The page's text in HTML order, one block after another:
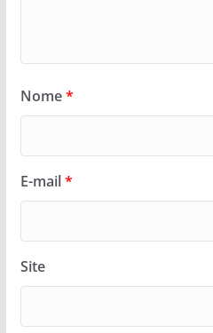
Nome*
E-mail*
Site